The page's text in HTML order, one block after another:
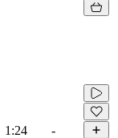
1:24 -